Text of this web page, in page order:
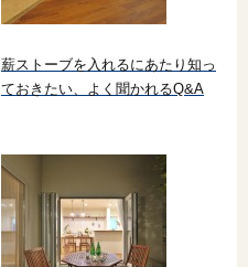
薪ストーブを入れるにあたり知っ
ておきたい、よく聞かれるQ&A